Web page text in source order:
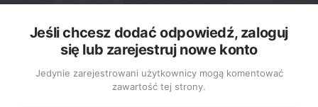
Jeśli chcesz dodać odpowiedź, zaloguj
się lub zarejestruj nowe konto
Jedynie zarejestrowani użytkownicy mogą komentować
zawartość tej strony.